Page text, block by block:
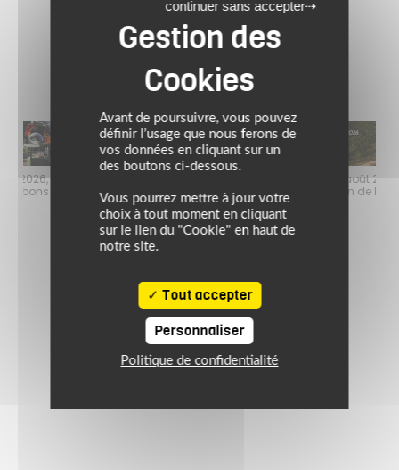
Jusqu’au 24 août 2026, profitez de l’ambiance estivale pour faire
le plein de bons plans sur l’équipement motard !
Avant de poursuivre, vous pouvez
définir l’usage que nous ferons de
vos données en cliquant sur un
des boutons ci-dessous.
Vous pourrez mettre à jour votre
choix à tout moment en cliquant
sur le lien du "Cookie" en haut de
notre site.
Tout accepter
continuer sans accepter
Personnaliser
Politique de confidentialité